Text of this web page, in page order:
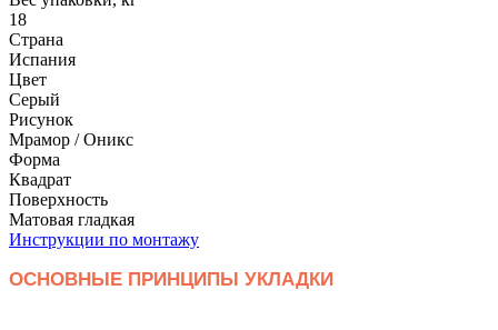
18
Страна
Испания
Цвет
Серый
Рисунок
Мрамор / Оникс
Форма
Квадрат
Поверхность
Матовая гладкая
Инструкции по монтажу
ОСНОВНЫЕ ПРИНЦИПЫ УКЛАДКИ